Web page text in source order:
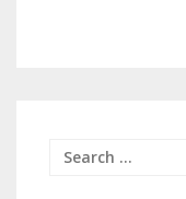
Search